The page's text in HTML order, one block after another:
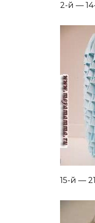
2-й —
15-й —